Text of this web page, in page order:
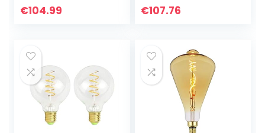
Decoratieve
€104.99
vintage Squirrel
€107.76